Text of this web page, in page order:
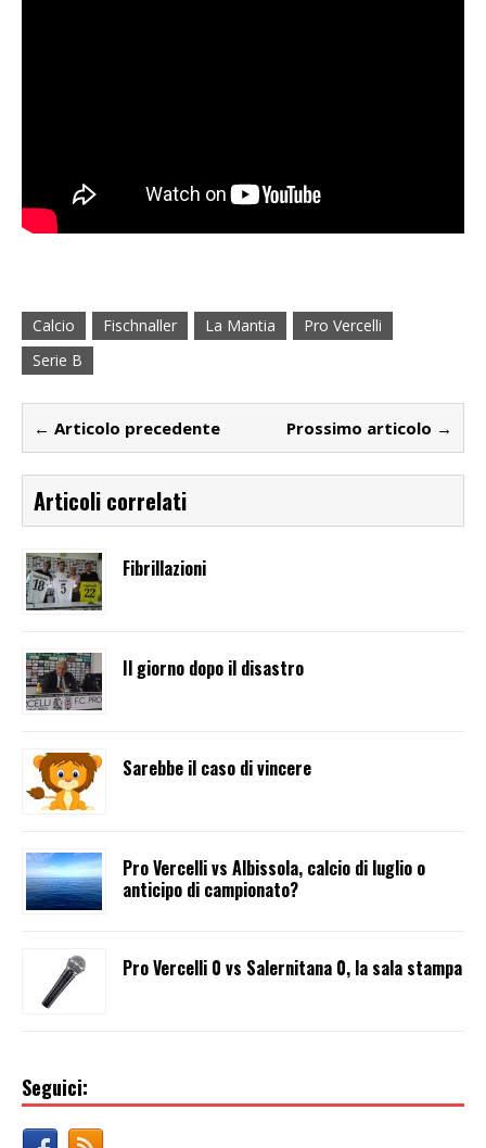
Calcio Fischnaller La Mantia
Pro Vercelli
Serie B
← Articolo precedente Prossimo articolo →
Articoli correlati
Fibrillazioni
Il giorno dopo il disastro
Sarebbe il caso di vincere
Pro Vercelli vs Albissola, calcio di luglio o
anticipo di campionato?
Pro Vercelli 0 vs Salernitana 0, la sala stampa
Seguici: